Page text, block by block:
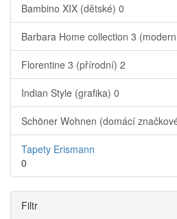
Bambino XIX (dětské) 0
Barbara Home collection 3
Florentine 3 (přírodní) 2
Indian Style (grafika) 0
Schöner Wohnen (domácí
Tapety Erismann
0
Filtr